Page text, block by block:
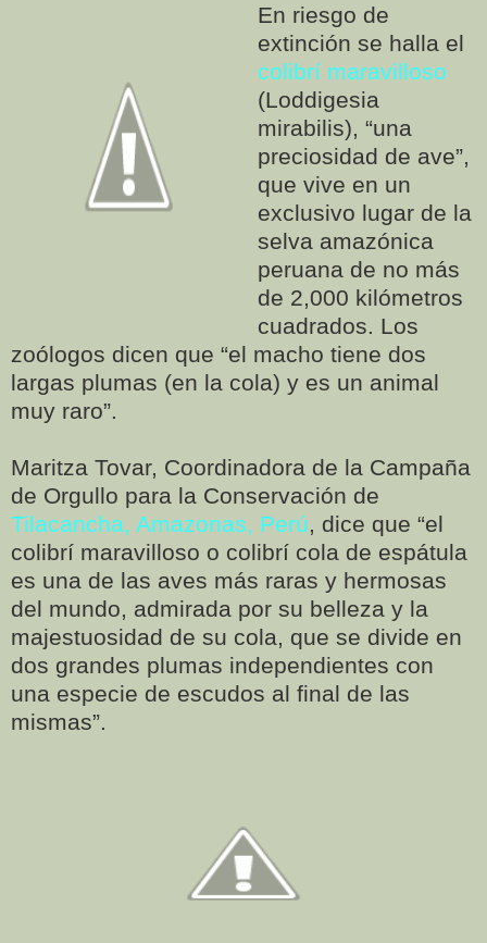
En riesgo de
extinción se halla el
colibrí maravilloso
(Loddigesia
mirabilis), “una
preciosidad de ave”,
que vive en un
exclusivo lugar de la
selva amazónica
peruana de no más
de 2,000 kilómetros
cuadrados. Los
zoólogos dicen que “el macho tiene dos
largas plumas (en la cola) y es un animal
muy raro”.
Maritza Tovar, Coordinadora de la Campaña
de Orgullo para la Conservación de
Tilacancha, Amazonas, Perú, dice que “el
colibrí maravilloso o colibrí cola de espátula
es una de las aves más raras y hermosas
del mundo, admirada por su belleza y la
majestuosidad de su cola, que se divide en
dos grandes plumas independientes con
una especie de escudos al final de las
mismas”.